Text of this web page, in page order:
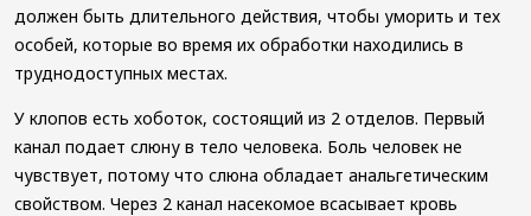
должен быть длительного действия, чтобы уморить и тех
особей, которые во время их обработки находились в
труднодоступных местах.
У клопов есть хоботок, состоящий из 2 отделов. Первый
канал подает слюну в тело человека. Боль человек не
чувствует, потому что слюна обладает анальгетическим
свойством. Через 2 канал насекомое всасывает кровь